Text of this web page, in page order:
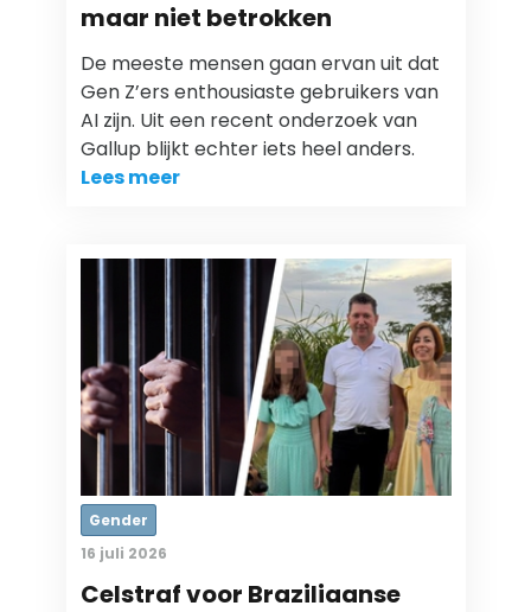
maar niet betrokken
De meeste mensen gaan ervan uit dat
Gen Z’ers enthousiaste gebruikers van
AI zijn. Uit een recent onderzoek van
Gallup blijkt echter iets heel anders.
Lees meer
Gender
16 juli 2026
Celstraf voor Braziliaanse